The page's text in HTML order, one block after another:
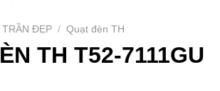
TRẦN ĐẸP / Quạt đèn TH
TH T52-7111GU